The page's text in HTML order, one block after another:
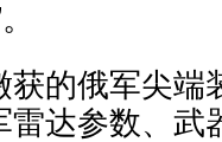
的俄军尖端
雷达参数、武